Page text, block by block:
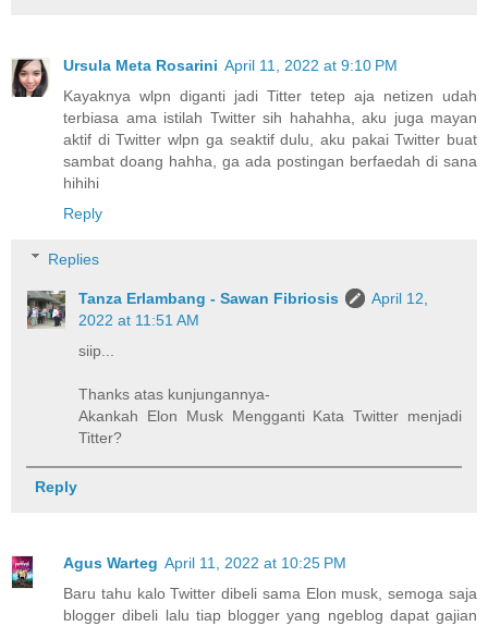
Ursula Meta Rosarini April 11, 2022 at 9:10 PM
Kayaknya wlpn diganti jadi Titter tetep aja netizen udah
terbiasa ama istilah Twitter sih hahahha, aku juga mayan
aktif di Twitter wlpn ga seaktif dulu, aku pakai Twitter buat
sambat doang hahha, ga ada postingan berfaedah di sana
hihihi
Reply
Replies
Tanza Erlambang - Sawan Fibriosis
April 12,
2022 at 11:51 AM
siip...
Thanks atas kunjungannya-
Akankah Elon Musk Mengganti Kata Twitter menjadi
Titter?
Reply
Agus Warteg April 11, 2022 at 10:25 PM
Baru tahu kalo Twitter dibeli sama Elon musk, semoga saja
blogger dibeli lalu tiap blogger yang ngeblog dapat gajian